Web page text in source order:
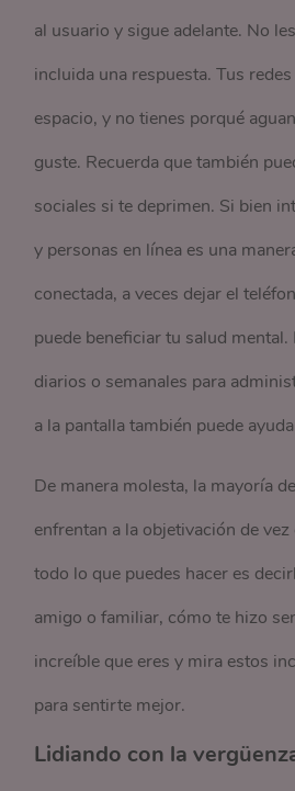
al usuario y sigue adelante. No
incluida una respuesta. Tus
espacio, y no tienes porqué
guste. Recuerda que también
sociales si te deprimen. Si bien
y personas en línea es una
conectada, a veces dejar el
puede beneficiar tu salud
diarios o semanales para
a la pantalla también puede
De manera molesta, la mayoría
enfrentan a la objetivación de
todo lo que puedes hacer es
amigo o familiar, cómo te hizo
increíble que eres y mira estos
para sentirte mejor.
Lidiando con la